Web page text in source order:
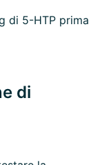
di 5-HTP prima
di